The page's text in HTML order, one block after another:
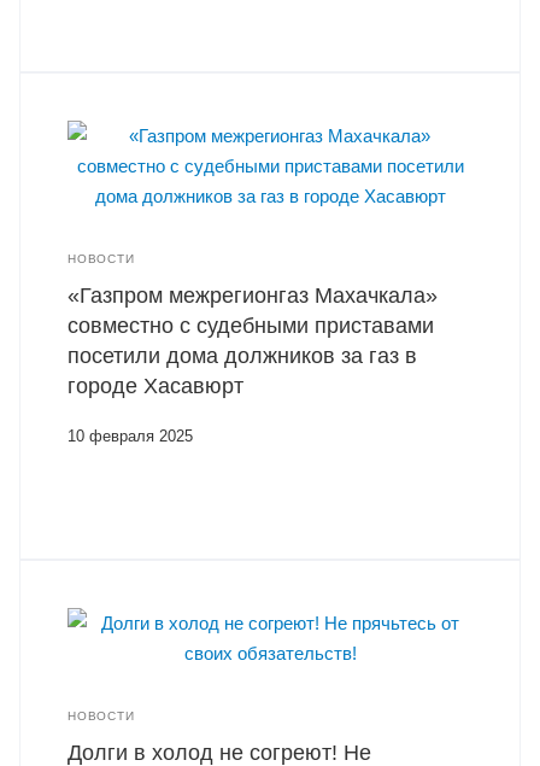
НОВОСТИ
«Газпром межрегионгаз Махачкала»
совместно с судебными приставами
посетили дома должников за газ в
городе Хасавюрт
10 февраля 2025
НОВОСТИ
Долги в холод не согреют! Не